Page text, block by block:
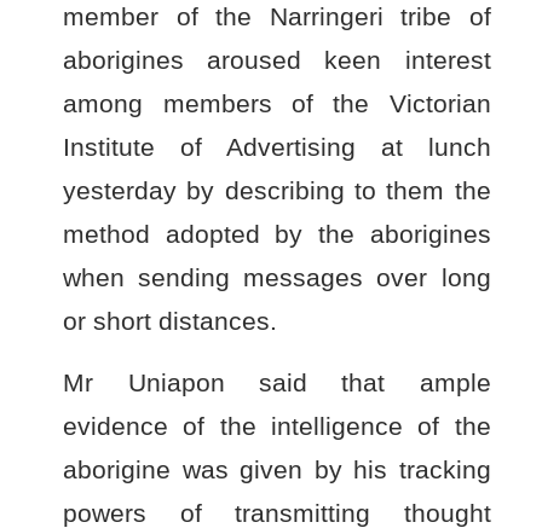
member of the Narringeri tribe of
aborigines aroused keen interest
among members of the Victorian
Institute of Advertising at lunch
yesterday by describing to them the
method adopted by the aborigines
when sending messages over long
or short distances.
Mr Uniapon said that ample
evidence of the intelligence of the
aborigine was given by his tracking
powers of transmitting thought